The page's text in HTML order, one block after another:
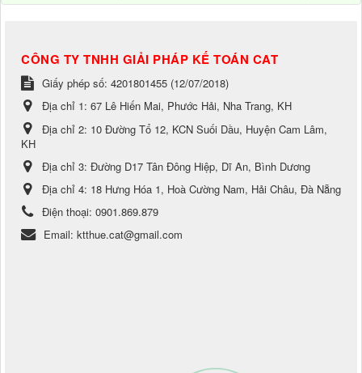
CÔNG TY TNHH GIẢI PHÁP KẾ TOÁN CAT
Giấy phép số: 4201801455 (12/07/2018)
Địa chỉ 1: 67 Lê Hiến Mai, Phước Hải, Nha Trang, KH
Địa chỉ 2: 10 Đường Tổ 12, KCN Suối Dầu, Huyện Cam Lâm,
KH
Địa chỉ 3: Đường D17 Tân Đông Hiệp, Dĩ An, Bình Dương
Địa chỉ 4: 18 Hưng Hóa 1, Hoà Cường Nam, Hải Châu, Đà Nẵng
Điện thoại: 0901.869.879
Email: ktthue.cat@gmail.com